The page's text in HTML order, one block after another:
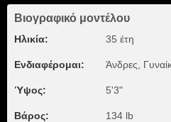
Βιογραφικό μοντέλου
Ηλικία: 35 έτη
Ενδιαφέρομαι: Άνδρες,
Ύψος: 5'3"
Βάρος: 134 lb